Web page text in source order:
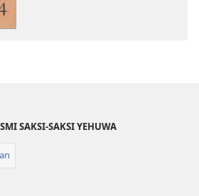
SAKSI-SAKSI YEHUWA